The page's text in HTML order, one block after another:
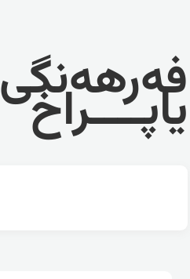
فەرهەنگی
یاپــــراخ